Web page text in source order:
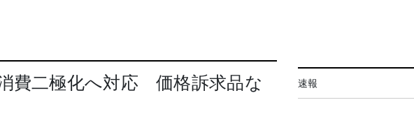
費二極化へ対応 価格訴求品な
速報